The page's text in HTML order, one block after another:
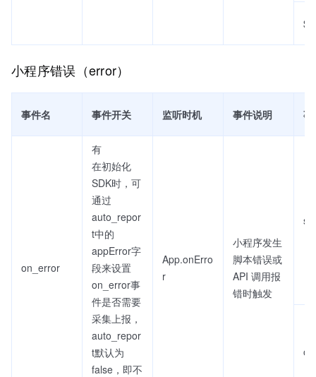
小程序错误（error）
事件名 事件开关 监听时机 事件说明 事
on_error
有
在初始化
SDK时，可
通过
auto_repor
t中的
appError字
段来设置
on_error事
件是否需要
采集上报，
auto_repor
t默认为
false，即不
App.onErro
r
小程序发生
脚本错误或
API 调用报
错时触发